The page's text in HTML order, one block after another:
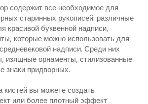
содержит все необходимое для
старинных рукописей: различные
красивой буквенной надписи,
которые можно использовать для
надписи. Среди них
изящные орнаменты, стилизованные
знаки придворных.
вы можете создать
или более плотный эффект